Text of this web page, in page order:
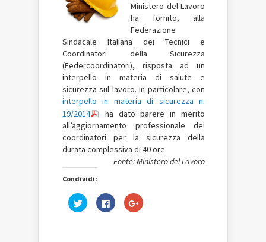
Ministero del Lavoro
ha fornito, alla
Federazione
Sindacale Italiana dei Tecnici e
Coordinatori della Sicurezza
(Federcoordinatori), risposta ad un
interpello in materia di salute e
sicurezza sul lavoro. In particolare, con
interpello in materia di sicurezza n.
19/2014
ha dato parere in merito
all’aggiornamento professionale dei
coordinatori per la sicurezza della
durata complessiva di 40 ore.
Fonte: Ministero del Lavoro
Condividi:
Fai
clic
Fai
clic
Fai
clic